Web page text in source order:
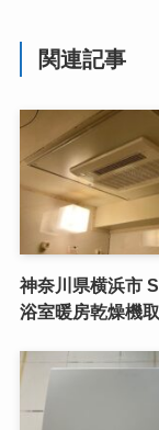
関連記事
神奈川県横浜市
浴室暖房乾燥機